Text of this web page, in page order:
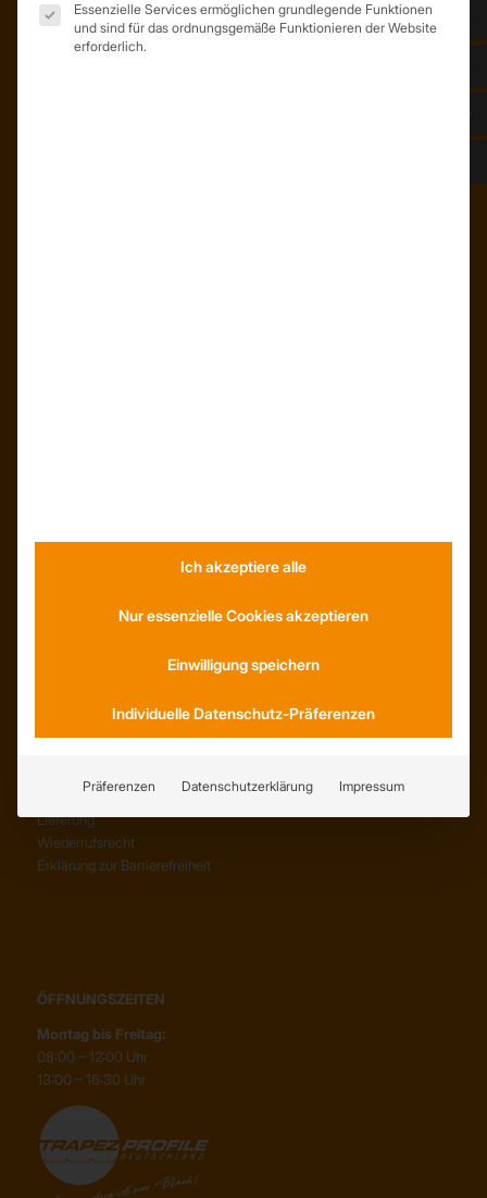
SERVICE
Abholung
Lieferung
Wiederrufsrecht
Erklärung zur Barrierefreiheit
ÖFFNUNGSZEITEN
Montag bis Freitag:
08:00 – 12:00 Uhr
13:00 – 16:30 Uhr
Essenzielle Services ermöglichen grundlegende Funktionen
und sind für das ordnungsgemäße Funktionieren der Website
erforderlich.
Ich akzeptiere alle
Nur essenzielle Cookies akzeptieren
Einwilligung speichern
Individuelle Datenschutz-Präferenzen
Präferenzen Datenschutzerklärung Impressum